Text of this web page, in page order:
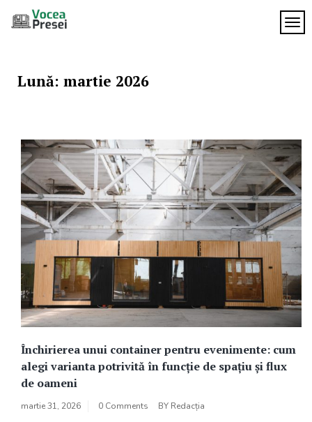
Lună: martie 2026
Închirierea unui container pentru evenimente: cum
alegi varianta potrivită în funcție de spațiu și flux
de oameni
martie 31, 2026 0 Comments BY Redacția